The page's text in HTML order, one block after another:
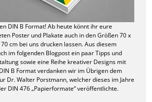
DIN B Format! Ab heute könnt ihr eure
Poster und Plakate auch in den Größen 70 x
cm bei uns drucken lassen. Aus diesem
im folgenden Blogpost ein paar Tipps und
sowie eine Reihe kreativer Designs mit
B Format verdanken wir im Übrigen dem
Dr. Walter Porstmann, welcher dieses im Jahre
DIN 476 „Papierformate“ veröffentlichte.